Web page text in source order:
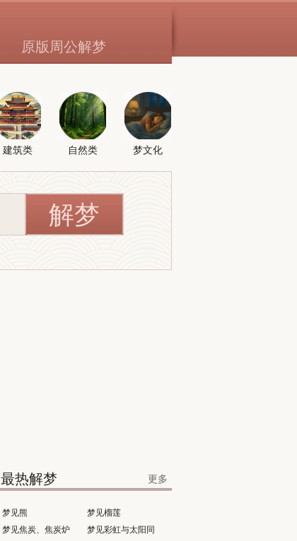
原版周公解梦
建筑类 自然类 梦文化
最热解梦 更多
梦见熊
梦见榴莲
梦见焦炭、焦炭炉
梦见彩虹与太阳同